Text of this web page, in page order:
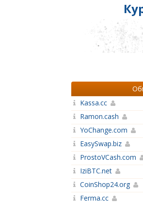
Kassa.cc
Ramon.cash
YoChange.com
EasySwap.biz
ProstoVCash.com
IziBTC.net
CoinShop24.org
Ferma.cc